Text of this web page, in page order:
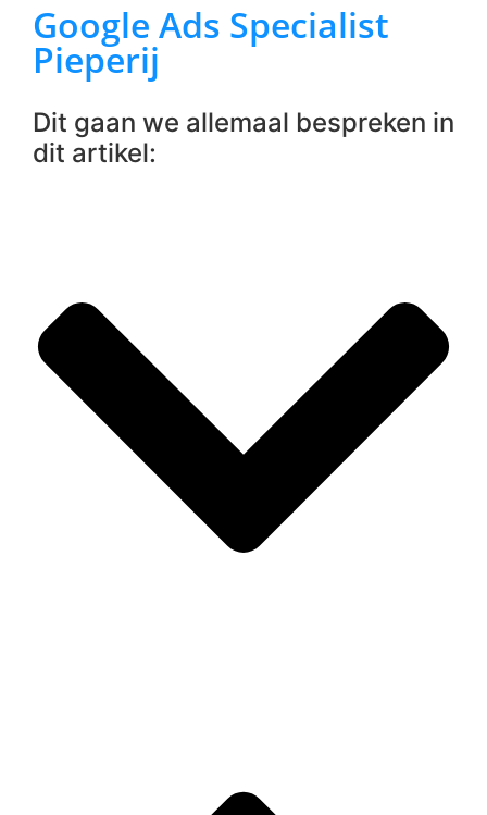
Google Ads Specialist
Pieperij
Dit gaan we allemaal bespreken in
dit artikel: